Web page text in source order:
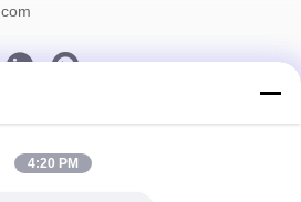
descontos e muito mais.
4:20 PM